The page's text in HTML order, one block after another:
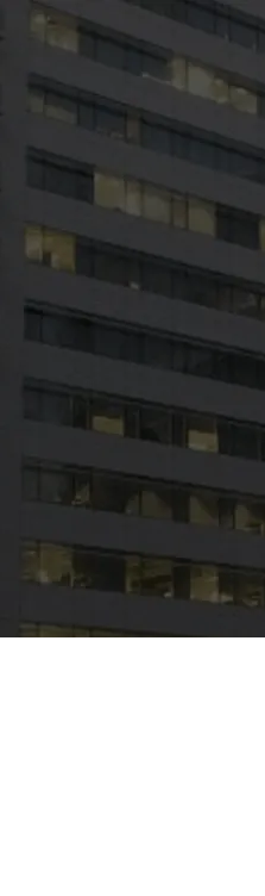
1. מרוץ ההתיישנות